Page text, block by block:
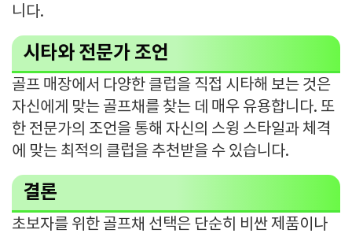
니다.
시타와 전문가 조언
골프 매장에서 다양한 클럽을 직접 시타해 보는 것은
자신에게 맞는 골프채를 찾는 데 매우 유용합니다. 또
한 전문가의 조언을 통해 자신의 스윙 스타일과 체격
에 맞는 최적의 클럽을 추천받을 수 있습니다.
결론
초보자를 위한 골프채 선택은 단순히 비싼 제품이나